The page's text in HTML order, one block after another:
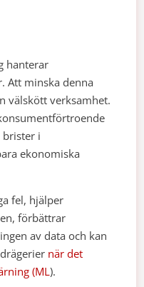
hanterar
Att minska denna
välskött verksamhet.
brister i
ekonomiska
fel, hjälper
förbättrar
av data och kan
när det
(ML).